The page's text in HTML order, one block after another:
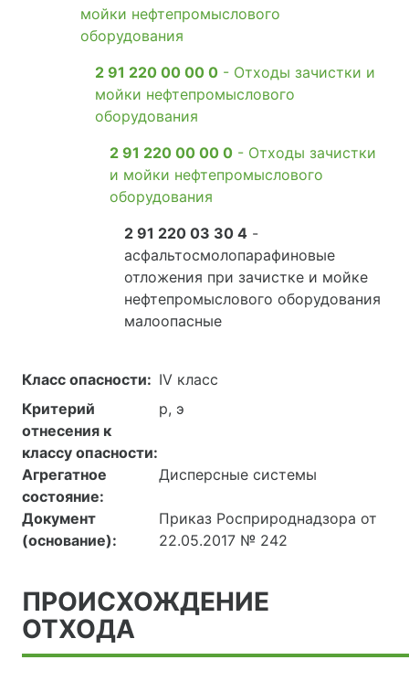
мойки нефтепромыслового
оборудования
2 91 220 00 00 0 - Отходы зачистки и
мойки нефтепромыслового
оборудования
2 91 220 00 00 0 - Отходы зачистки
и мойки нефтепромыслового
оборудования
2 91 220 03 30 4 -
асфальтосмолопарафиновые
отложения при зачистке и мойке
нефтепромыслового оборудования
малоопасные
Класс опасности: IV класс
Критерий
отнесения к
классу опасности:
р, э
Агрегатное
состояние:
Дисперсные системы
Документ
(основание):
Приказ Росприроднадзора от
22.05.2017 № 242
ПРОИСХОЖДЕНИЕ
ОТХОДА